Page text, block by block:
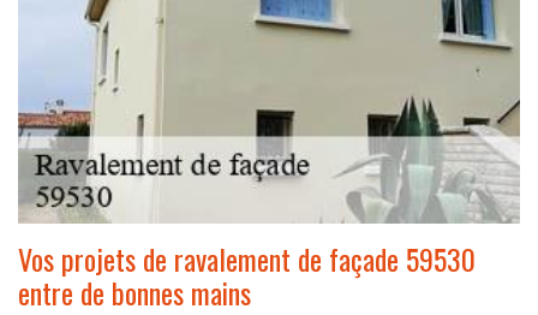
Vos projets de ravalement de façade 59530
entre de bonnes mains